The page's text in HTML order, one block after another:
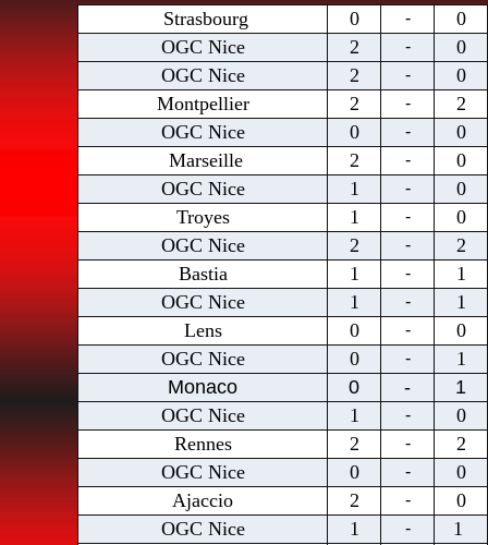
Strasbourg 0 -
0
OGC Nice
2 -
0
OGC Nice
2 -
0
Montpellier
2 -
2
OGC Nice
0 -
0
Marseille
2 -
0
OGC Nice
1 -
0
Troyes
1 -
0
OGC Nice
2 -
2
Bastia
1 -
1
OGC Nice
1 -
1
Lens
0 -
0
OGC Nice
0 -
1
Monaco
0 -
1
OGC Nice
1 -
0
Rennes
2 -
2
OGC Nice
0 -
0
Ajaccio
2 -
0
OGC Nice
1 -
1